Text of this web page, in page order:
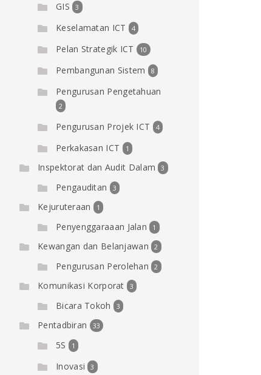
GIS 3
Keselamatan ICT 4
Pelan Strategik ICT 10
Pembangunan Sistem 8
Pengurusan Pengetahuan
2
Pengurusan Projek ICT 4
Perkakasan ICT 1
Inspektorat dan Audit Dalam 3
Pengauditan 3
Kejuruteraan 1
Penyenggaraaan Jalan 1
Kewangan dan Belanjawan 2
Pengurusan Perolehan 2
Komunikasi Korporat 3
Bicara Tokoh 3
Pentadbiran 33
5S 1
Inovasi 3